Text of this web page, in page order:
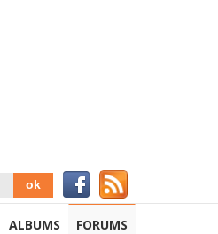
ALBUMS FORUMS